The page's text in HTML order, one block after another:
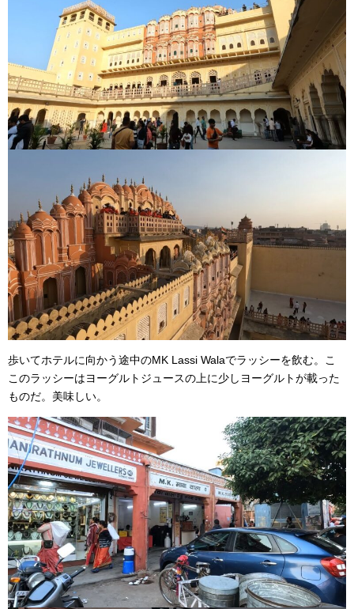
歩いてホテルに向かう途中のMK Lassi Walaでラッシーを飲む。こ
このラッシーはヨーグルトジュースの上に少しヨーグルトが載った
ものだ。美味しい。